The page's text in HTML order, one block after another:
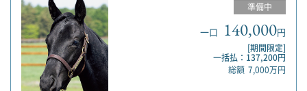
準備中
一口 140,000円
[期間限定]
一括払：137,200円
総額 7,000万円